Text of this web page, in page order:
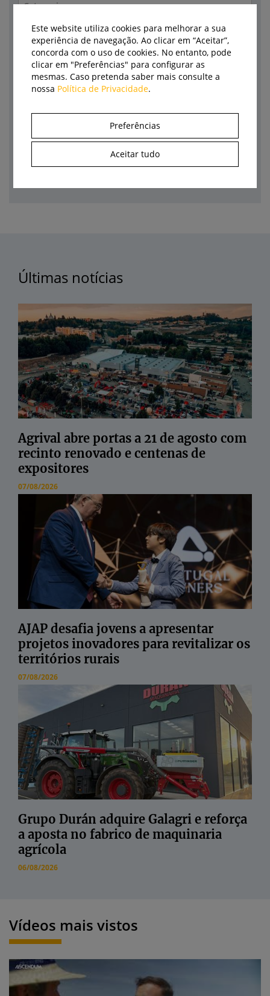
Categoria
Empresa
Marca
Autor
Últimas notícias
Agrival abre portas a 21 de agosto com
recinto renovado e centenas de
expositores
07/08/2026
AJAP desafia jovens a apresentar
projetos inovadores para revitalizar os
territórios rurais
07/08/2026
Grupo Durán adquire Galagri e reforça
a aposta no fabrico de maquinaria
agrícola
06/08/2026
Vídeos mais vistos
Este website utiliza cookies para melhorar a sua
experiência de navegação. Ao clicar em “Aceitar”,
concorda com o uso de cookies. No entanto, pode
clicar em "Preferências" para configurar as
mesmas. Caso pretenda saber mais consulte a
nossa Política de Privacidade.
Preferências
Aceitar tudo